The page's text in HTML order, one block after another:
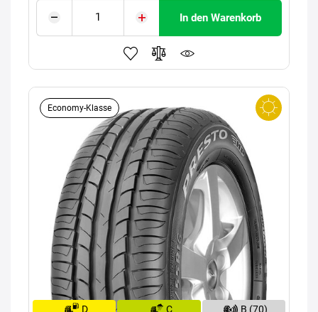
In den Warenkorb
Economy-Klasse
D C B (70)